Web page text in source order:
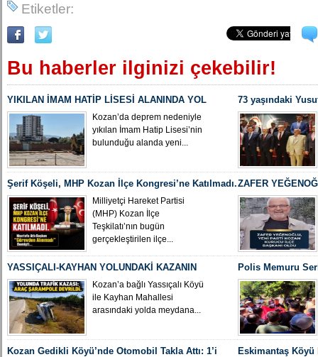
Etiketler:
Bu haberler ilginizi çekebilir!
YIKILAN İMAM HATİP LİSESİ ALANINDA YOL
ÇALIŞMASI BAŞLADIKozan’da deprem nedeniyle
yıkılan İmam Hatip Lisesi’nin
bulunduğu alanda yeni...
73 yaşındaki
Yeniden MHP
Şerif Köşeli, MHP Kozan İlçe Kongresi’ne Katılmadı.
Milliyetçi Hareket Partisi
(MHP) Kozan İlçe
Teşkilatı’nın bugün
gerçekleştirilen ilçe...
ZAFER
İLÇE BAŞKANI
YASSIÇALI-KAYHAN YOLUNDAKİ KAZANIN
KAMERA GÖRÜNTÜLERİ ORTAYA ÇIKTI
Kozan’a bağlı Yassıçalı Köyü
ile Kayhan Mahallesi
arasındaki yolda meydana...
Polis Memuru
Uğurlandı
Kozan Gedikli Köyü’nde Otomobil Takla Attı: 1’i
Eskimantaş Köyü